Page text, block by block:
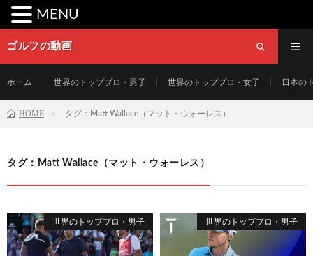
ゴルフの動画
ホーム 世界のトッププロ・男子 世界のトッププロ・女子 日本の
HOME タグ：Matt Wallace（マット・ウォーレス）
タグ：Matt Wallace（マット・ウォーレス）
世界のトッププロ・男子 世界のトッププロ・男子
MENU